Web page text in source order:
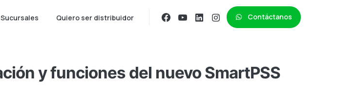
Sucursales Quiero ser distribuidor Contáctanos
y funciones del nuevo SmartPSS